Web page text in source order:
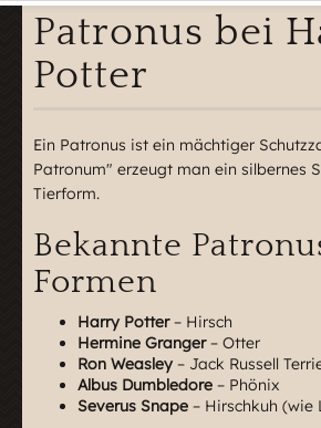
Patronus bei
Potter
Ein Patronus ist ein mächtiger
Patronum" erzeugt man ein silbernes
Tierform.
Bekannte
Formen
Harry Potter– Hirsch
Hermine Granger– Otter
Ron Weasley – Jack Russell
Albus Dumbledore – Phönix
Severus Snape – Hirschkuh (wie